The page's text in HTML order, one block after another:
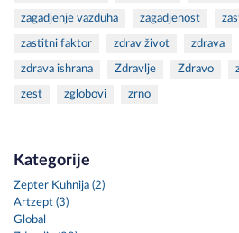
zagadjenje vazduha zagadjenost
zastitni faktor zdrav život zdrava
zdrava ishrana Zdravlje Zdravo
zest zglobovi zrno
Kategorije
Zepter Kuhnija (2)
Artzept (3)
Global